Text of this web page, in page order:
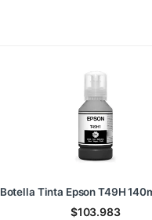
Botella Tinta Epson T49H
$103.983